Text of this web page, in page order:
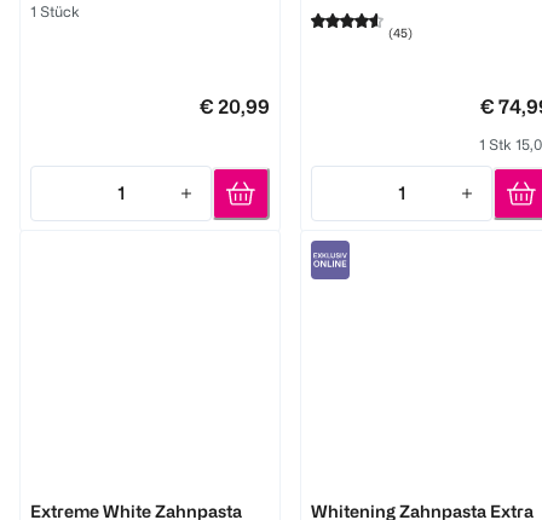
1 Stück
€ 20,99
1
Quantity: 1
(45)
€
1 Stk
1
Quantity: 1
Extreme White Zahnpasta
Whitening Zahnpasta Extra